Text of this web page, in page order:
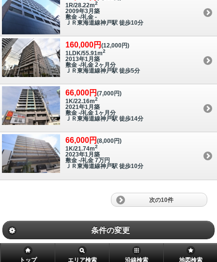
1R/28.22m2
2009年3月築
敷金 -/礼金 -
ＪＲ東海道線神戸駅 徒歩10分
160,000円 (12,000円)
1LDK/55.91m2
2013年1月築
敷金 -/礼金 2ヶ月分
ＪＲ東海道線神戸駅 徒歩5分
66,000円 (7,000円)
1K/22.16m2
2021年1月築
敷金 -/礼金 1ヶ月分
ＪＲ東海道線神戸駅 徒歩14分
66,000円 (8,000円)
1K/21.74m2
2023年1月築
敷金 -/礼金 7万円
ＪＲ東海道線神戸駅 徒歩10分
次の10件
条件の変更
トップ エリア検索 沿線検索 地図検索